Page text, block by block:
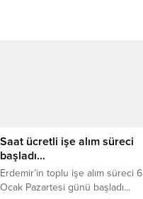
Saat ücretli işe alım süreci
başladı…
Erdemir’in toplu işe alım süreci 6
Ocak Pazartesi günü başladı...